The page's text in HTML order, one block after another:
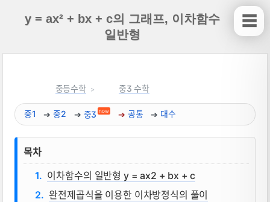
y = ax² + bx + c의 그래프, 이차함수
일반형
중등수학 중3 수학
중1 중2 중3 now 공통 대수
목차
이차함수의 일반형 y = ax2 + bx + c
완전제곱식을 이용한 이차방정식의 풀이
☰